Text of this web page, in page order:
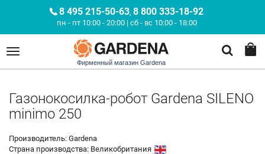
8 495 215-50-63, 8 800 333-18-92
пн - пт 10:00 - 20:00 | сб - вс 10:00 - 18:00
Фирменный магазин Gardena
Газонокосилка-робот Gardena SILENO
minimo 250
Производитель: Gardena
Страна производства: Великобритания